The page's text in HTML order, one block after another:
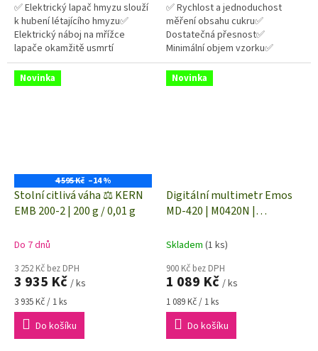
✅ Elektrický lapač hmyzu slouží
k hubení létajícího hmyzu✅
Elektrický náboj na mřížce
lapače okamžitě usmrtí
přilákaný hmyz
✅ Rychlost a jednoduchost
měření obsahu cukru✅
Dostatečná přesnost✅
Minimální objem vzorku✅
Přenositelnost a nezávislost
Novinka
4 595 Kč –14 %
Stolní citlivá váha ⚖️ KERN
EMB 200-2 | 200 g / 0,01 g
Do 7 dnů
3 252 Kč bez DPH
3 935 Kč / ks
Měrná
cena:
3 935 Kč / 1 ks
Do košíku
Novinka
Digitální multimetr Emos
MD-420 | M0420N |
Skladem (1 ks)
900 Kč bez DPH
1 089 Kč / ks
Měrná
cena:
1 089 Kč / 1 ks
Do košíku